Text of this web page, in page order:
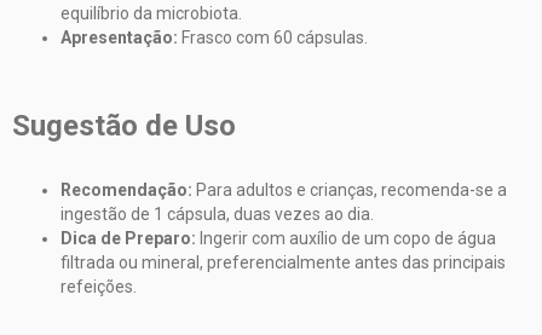
equilíbrio da microbiota.
Apresentação: Frasco com 60 cápsulas.
Sugestão de Uso
Recomendação: Para adultos e crianças, recomenda-se a
ingestão de 1 cápsula, duas vezes ao dia.
Dica de Preparo: Ingerir com auxílio de um copo de água
filtrada ou mineral, preferencialmente antes das principais
refeições.